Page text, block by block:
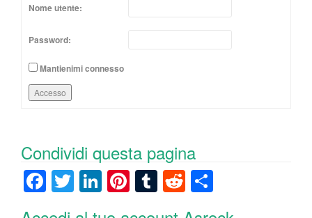
Nome utente:
Password:
Mantienimi connesso
Accesso
Condividi questa pagina
F T
wi
Li Pi T R
e